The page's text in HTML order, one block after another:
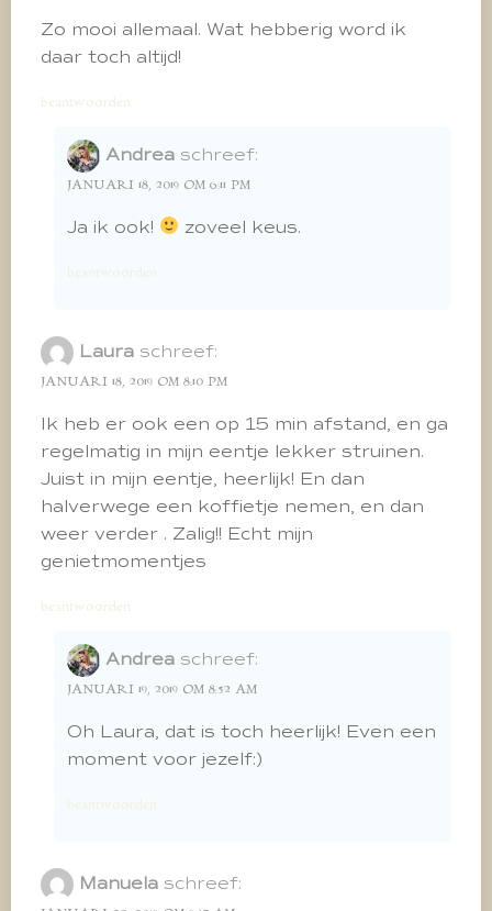
Zo mooi allemaal. Wat hebberig word ik
daar toch altijd!
beantwoorden
Andrea schreef:
JANUARI 18, 2019 OM 6:11 PM
Ja ik ook! zoveel keus.
beantwoorden
Laura schreef:
JANUARI 18, 2019 OM 8:10 PM
Ik heb er ook een op 15 min afstand, en ga
regelmatig in mijn eentje lekker struinen.
Juist in mijn eentje, heerlijk! En dan
halverwege een koffietje nemen, en dan
weer verder . Zalig!! Echt mijn
genietmomentjes
beantwoorden
Andrea schreef:
JANUARI 19, 2019 OM 8:52 AM
Oh Laura, dat is toch heerlijk! Even een
moment voor jezelf:)
beantwoorden
Manuela schreef: